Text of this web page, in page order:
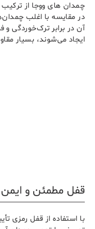
چمدان های ووجا از
در مقایسه با اغلب
آن در برابر ترک‌خوردگی و
ایجاد می‌شوند، بسیار
قفل مطمئن و ایمن